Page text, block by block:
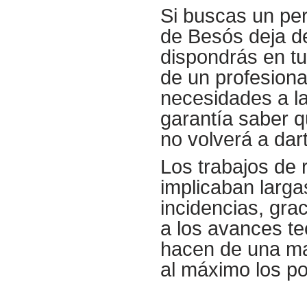
Si buscas un
de Besós deja
dispondrás en
de un
necesidades a
garantía saber
no volverá a
Los trabajos de
implicaban
incidencias,
a los avances
hacen de una
al máximo los